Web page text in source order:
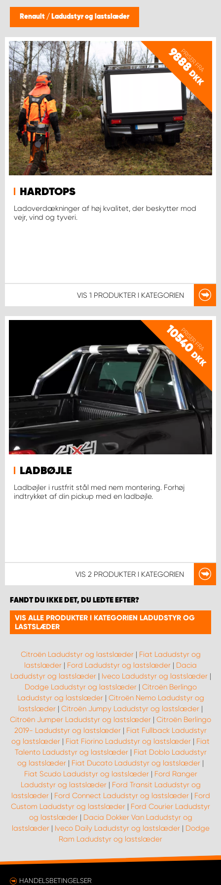
Renault / Ladudstyr og lastslæder
PRISER FRA
9888
DKK
HARDTOPS
Ladoverdækninger af høj kvalitet, der beskytter mod
vejr, vind og tyveri.
VIS 1 PRODUKTER I KATEGORIEN
PRISER FRA
10540
DKK
LADBØJLE
Ladbøjler i rustfrit stål med nem montering. Forhøj
indtrykket af din pickup med en ladbøjle.
VIS 2 PRODUKTER I KATEGORIEN
FANDT DU IKKE DET, DU LEDTE EFTER?
VIS ALLE PRODUKTER I KATEGORIEN LADUDSTYR OG
LASTSLÆDER
Citroën Ladudstyr og lastslæder| Fiat Ladudstyr og
lastslæder | Ford Ladudstyr og lastslæder | Dacia
Ladudstyr og lastslæder| Iveco Ladudstyr og lastslæder|
Dodge Ladudstyr og lastslæder| Citroën Berlingo
Ladudstyr og lastslæder| Citroën Nemo Ladudstyr og
lastslæder | Citroën Jumpy Ladudstyr og lastslæder |
Citroën Jumper Ladudstyr og lastslæder | Citroën Berlingo
2019- Ladudstyr og lastslæder | Fiat Fullback Ladudstyr
og lastslæder | Fiat Fiorino Ladudstyr og lastslæder | Fiat
Talento Ladudstyr og lastslæder| Fiat Doblo Ladudstyr
og lastslæder | Fiat Ducato Ladudstyr og lastslæder |
Fiat Scudo Ladudstyr og lastslæder| Ford Ranger
Ladudstyr og lastslæder| Ford Transit Ladudstyr og
lastslæder| Ford Connect Ladudstyr og lastslæder| Ford
Custom Ladudstyr og lastslæder | Ford Courier Ladudstyr
og lastslæder| Dacia Dokker Van Ladudstyr og
lastslæder| Iveco Daily Ladudstyr og lastslæder| Dodge
Ram Ladudstyr og lastslæder
HANDELSBETINGELSER